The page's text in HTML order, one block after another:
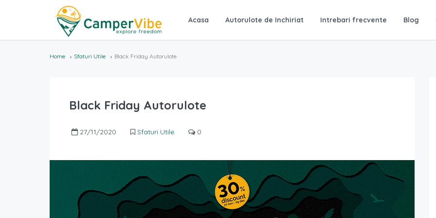
Acasa Autorulote de Inchiriat Intrebari frecvente Blog
Home Sfaturi Utile Black Friday Autorulote
Black Friday Autorulote
27/11/2020 Sfaturi Utile 0
Autorulota Camper Van 2+2
2 4